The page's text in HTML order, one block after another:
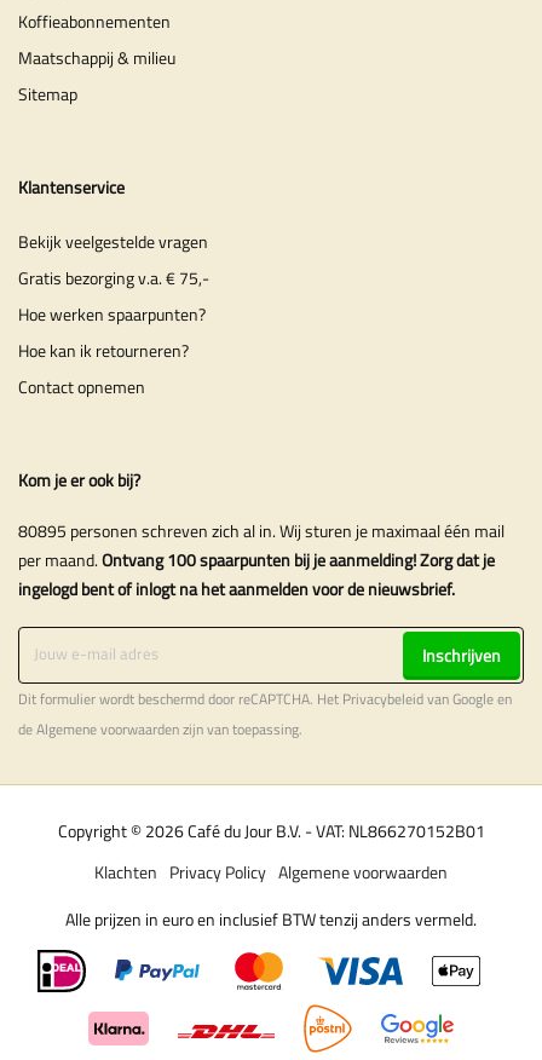
Koffieabonnementen
Maatschappij & milieu
Sitemap
Klantenservice
Bekijk veelgestelde vragen
Gratis bezorging v.a. € 75,-
Hoe werken spaarpunten?
Hoe kan ik retourneren?
Contact opnemen
Kom je er ook bij?
80895 personen schreven zich al in. Wij sturen je maximaal één mail
per maand.Ontvang 100 spaarpunten bij je aanmelding! Zorg dat je
ingelogd bent of inlogt na het aanmelden voor de nieuwsbrief.
Inschrijven
Dit formulier wordt beschermd door reCAPTCHA. Het Privacybeleidvan Google en
deAlgemene voorwaardenzijn van toepassing.
Copyright © 2026 Café du Jour B.V. - VAT: NL866270152B01
Algemene voorwaarden
Privacy Policy
Klachten
Alle prijzen in euro en inclusief BTW tenzij anders vermeld.